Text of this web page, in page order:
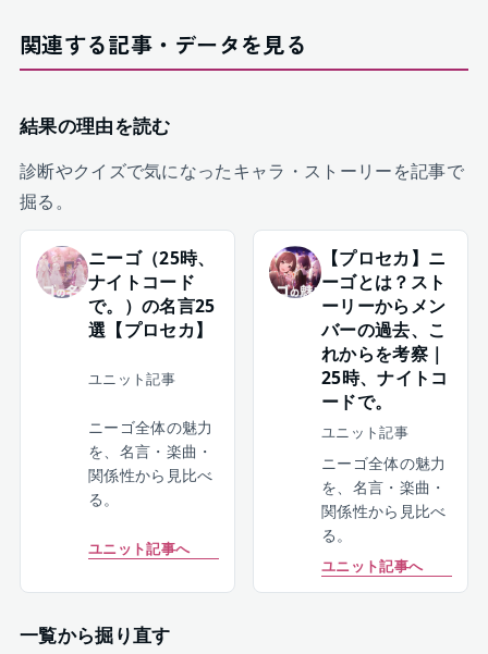
関連する記事・データを見る
結果の理由を読む
診断やクイズで気になったキャラ・ストーリーを記事で
掘る。
ニーゴ（25時、
ナイトコード
で。）の名言25
選【プロセカ】
ユニット記事
ニーゴ全体の魅力
を、名言・楽曲・
関係性から見比べ
る。
ユニット記事へ
【プロセカ】ニ
ーゴとは？スト
ーリーからメン
バーの過去、こ
れからを考察｜
25時、ナイトコ
ードで。
ユニット記事
ニーゴ全体の魅力
を、名言・楽曲・
関係性から見比べ
る。
ユニット記事へ
一覧から掘り直す